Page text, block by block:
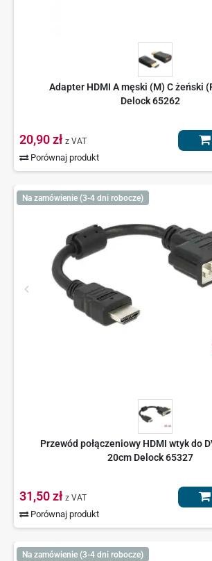
Adapter HDMI A męski (M) C żeński
Delock 65262
20,90 zł z VAT
Porównaj produkt
Na zamówienie (3-4 dni robocze)
Przewód połączeniowy HDMI wtyk do
20cm Delock 65327
31,50 zł z VAT
Porównaj produkt
Na zamówienie (3-4 dni robocze)